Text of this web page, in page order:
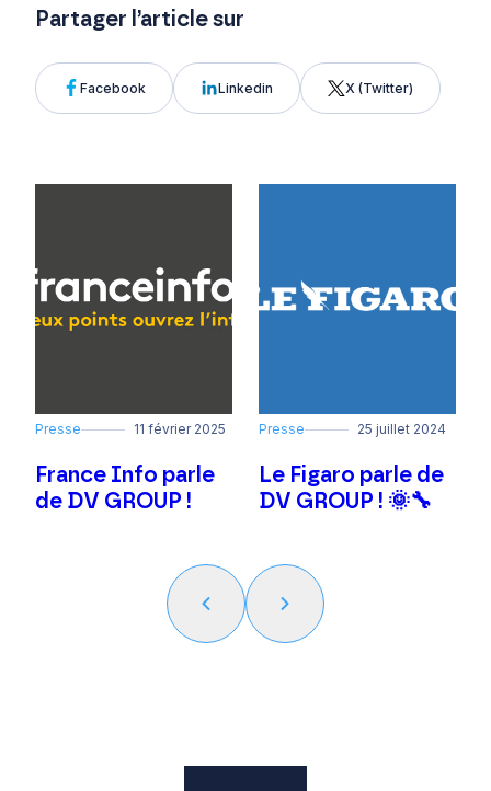
Partager l’article sur
Facebook Linkedin X (Twitter)
Presse 11 février 2025
France Info parle
de DV GROUP !
Presse 25 juillet 2024
Le Figaro parle de
DV GROUP ! 🌞🔧